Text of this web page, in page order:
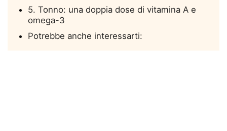
5. Tonno: una doppia dose di vitamina A e
omega-3
Potrebbe anche interessarti: